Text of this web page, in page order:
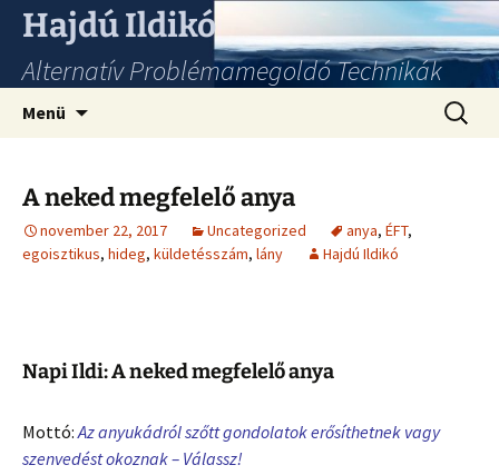
Hajdú Ildikó
Alternatív Problémamegoldó Technikák
Menü
A neked megfelelő anya
november 22, 2017 Uncategorized anya, ÉFT,
egoisztikus, hideg, küldetésszám, lány Hajdú Ildikó
Napi Ildi: A neked megfelelő anya
Mottó:Az anyukádról szőtt gondolatok erősíthetnek vagy
szenvedést okoznak – Válassz!